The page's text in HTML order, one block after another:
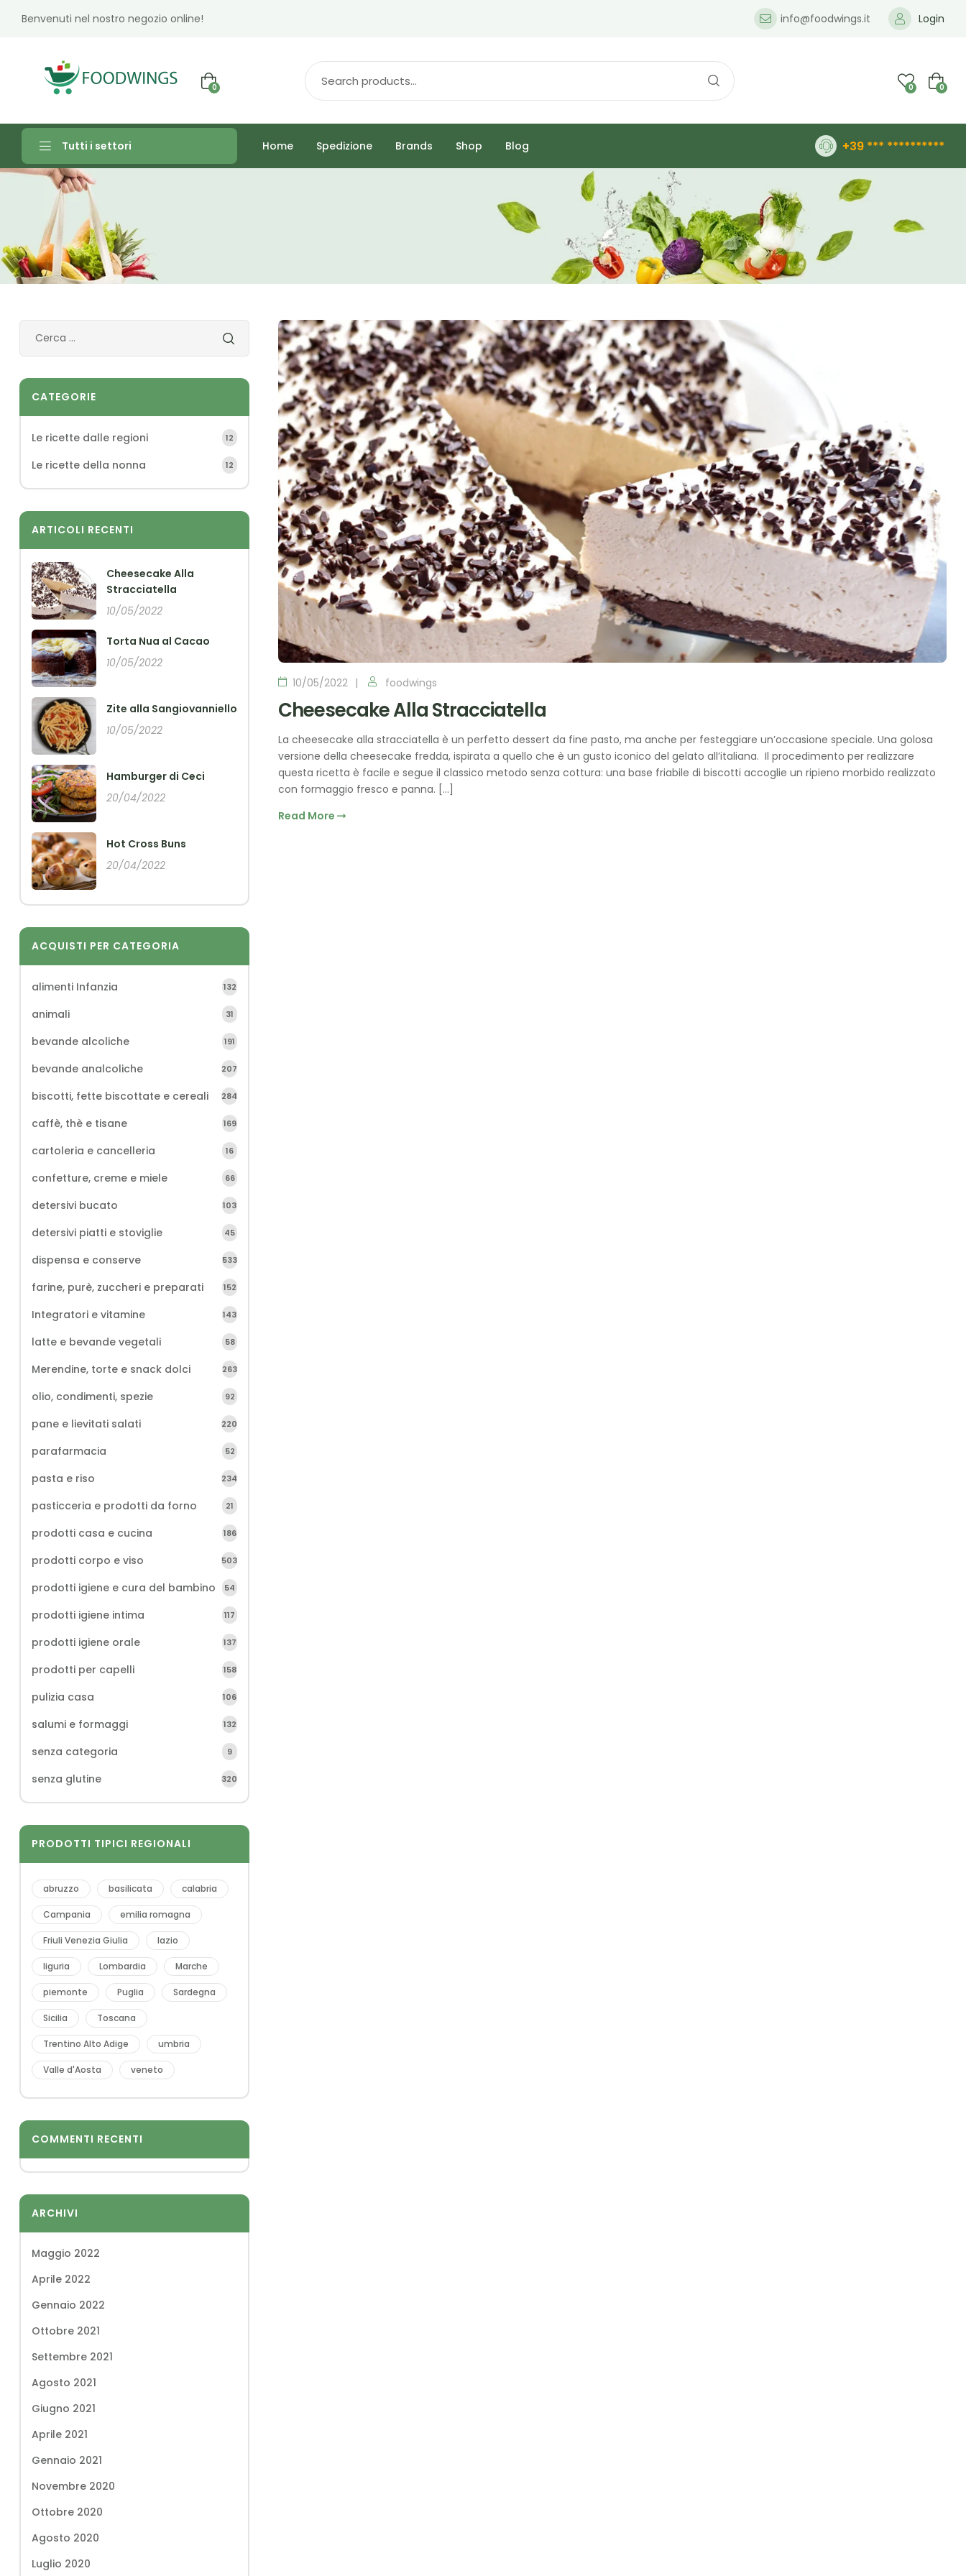
Benvenuti nel nostro negozio online! info@foodwings.it Login
0 0 0
Tutti i settori Home Spedizione Brands Shop Blog +39 *** **********
10/05/2022 foodwings
Cheesecake Alla Stracciatella
La cheesecake alla stracciatella è un perfetto dessert da fine pasto, ma anche per festeggiare un’occasione speciale. Una golosa
versione della cheesecake fredda, ispirata a quello che è un gusto iconico del gelato all’italiana. Il procedimento per realizzare
questa ricetta è facile e segue il classico metodo senza cottura: una base friabile di biscotti accoglie un ripieno morbido realizzato
con formaggio fresco e panna. […]
Read More
CATEGORIE
Le ricette dalle regioni 12
Le ricette della nonna 12
ARTICOLI RECENTI
Cheesecake Alla
Stracciatella
10/05/2022
Torta Nua al Cacao
10/05/2022
Zite alla Sangiovanniello
10/05/2022
Hamburger di Ceci
20/04/2022
Hot Cross Buns
20/04/2022
ACQUISTI PER CATEGORIA
alimenti Infanzia 132
animali 31
bevande alcoliche 191
bevande analcoliche 207
biscotti, fette biscottate e cereali 284
caffè, thè e tisane 169
cartoleria e cancelleria 16
confetture, creme e miele 66
detersivi bucato 103
detersivi piatti e stoviglie 45
dispensa e conserve 533
farine, purè, zuccheri e preparati 152
Integratori e vitamine 143
latte e bevande vegetali 58
Merendine, torte e snack dolci 263
olio, condimenti, spezie 92
pane e lievitati salati 220
parafarmacia 52
pasta e riso 234
pasticceria e prodotti da forno 21
prodotti casa e cucina 186
prodotti corpo e viso 503
prodotti igiene e cura del bambino 54
prodotti igiene intima 117
prodotti igiene orale 137
prodotti per capelli 158
pulizia casa 106
salumi e formaggi 132
senza categoria 9
senza glutine 320
PRODOTTI TIPICI REGIONALI
abruzzo basilicata calabria
Campania emilia romagna
Friuli Venezia Giulia lazio
liguria Lombardia Marche
piemonte Puglia Sardegna
Sicilia Toscana
Trentino Alto Adige umbria
Valle d'Aosta veneto
COMMENTI RECENTI
ARCHIVI
Maggio 2022
Aprile 2022
Gennaio 2022
Ottobre 2021
Settembre 2021
Agosto 2021
Giugno 2021
Aprile 2021
Gennaio 2021
Novembre 2020
Ottobre 2020
Agosto 2020
Luglio 2020